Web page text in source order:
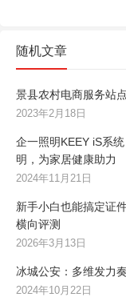
随机文章
景县农村电商服务站
2023年2月18日
企一照明KEEY iS系
明，为家居健康助力
2024年11月21日
新手小白也能搞定证
横向评测
2026年3月13日
冰城公安：多维发力
2024年10月22日